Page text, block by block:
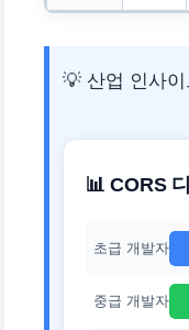
💡 산업 인사이
📊 CORS
초급 개발자
중급 개발자